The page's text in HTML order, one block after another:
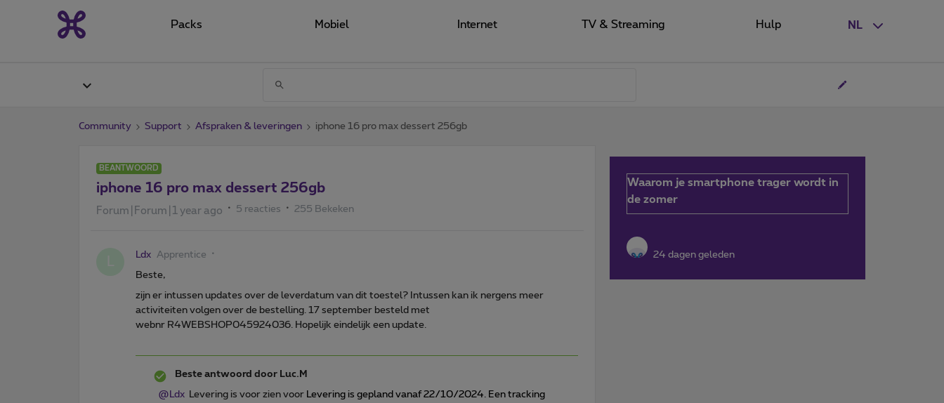
NL
Packs Mobiel Internet TV & Streaming Hulp
Community Support Afspraken & leveringen iphone 16 pro max dessert 256gb
BEANTWOORD
iphone 16 pro max dessert 256gb
Forum|Forum|1 year ago 5 reacties 255 Bekeken
Ldx Apprentice
Beste,
zijn er intussen updates over de leverdatum van dit toestel? Intussen kan ik nergens meer
activiteiten volgen over de bestelling. 17 september besteld met
webnr R4WEBSHOP045924036. Hopelijk eindelijk een update.
Beste antwoord door Luc.M
@Ldx Levering is voor zien voor Levering is gepland vanaf 22/10/2024. Een tracking
Waarom je smartphone trager wordt in
de zomer
24 dagen geleden